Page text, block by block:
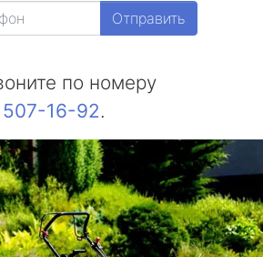
Отправить
по номеру
16-92.